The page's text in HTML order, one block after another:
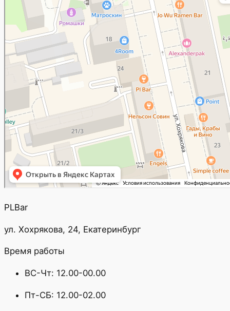
PLBar
ул. Хохрякова, 24, Екатеринбург
Время работы
ВС-Чт: 12.00-00.00
Пт-СБ: 12.00-02.00